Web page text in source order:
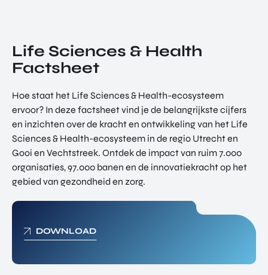
Life Sciences & Health
Factsheet
Hoe staat het Life Sciences & Health-ecosysteem
ervoor? In deze factsheet vind je de belangrijkste cijfers
en inzichten over de kracht en ontwikkeling van het Life
Sciences & Health-ecosysteem in de regio Utrecht en
Gooi en Vechtstreek. Ontdek de impact van ruim 7.000
organisaties, 97.000 banen en de innovatiekracht op het
gebied van gezondheid en zorg.
DOWNLOAD